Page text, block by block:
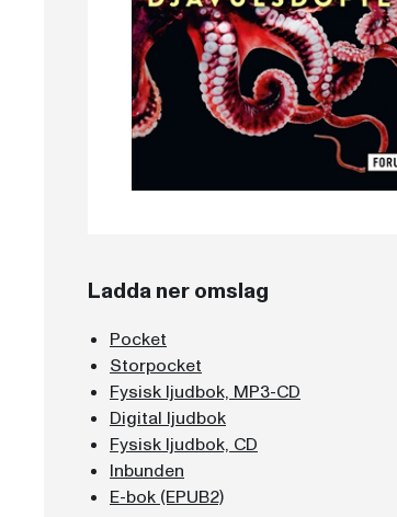
Ladda ner omslag
Pocket
Storpocket
Fysisk ljudbok, MP3-CD
Digital ljudbok
Fysisk ljudbok, CD
Inbunden
E-bok (EPUB2)